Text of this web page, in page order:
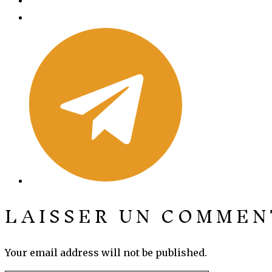
LAISSER UN
Your email address will not be published.